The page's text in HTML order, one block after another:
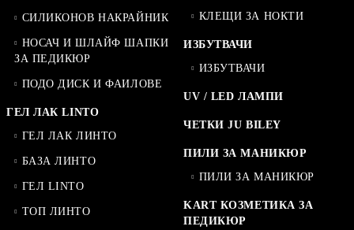
СИЛИКОНОВ НАКРАЙНИК
НОСАЧ И ШЛАЙФ ШАПКИ
ЗА ПЕДИКЮР
ПОДО ДИСК И ФАИЛОВЕ
ГЕЛ ЛАК LINTO
ГЕЛ ЛАК ЛИНТО
БАЗА ЛИНТО
ГЕЛ LINTO
ТОП ЛИНТО
КЛЕЩИ ЗА НОКТИ
ИЗБУТВАЧИ
ИЗБУТВАЧИ
UV / LED ЛАМПИ
ЧЕТКИ JU BILEY
ПИЛИ ЗА МАНИКЮР
ПИЛИ ЗА МАНИКЮР
KART КОЗМЕТИКА ЗА
ПЕДИКЮР